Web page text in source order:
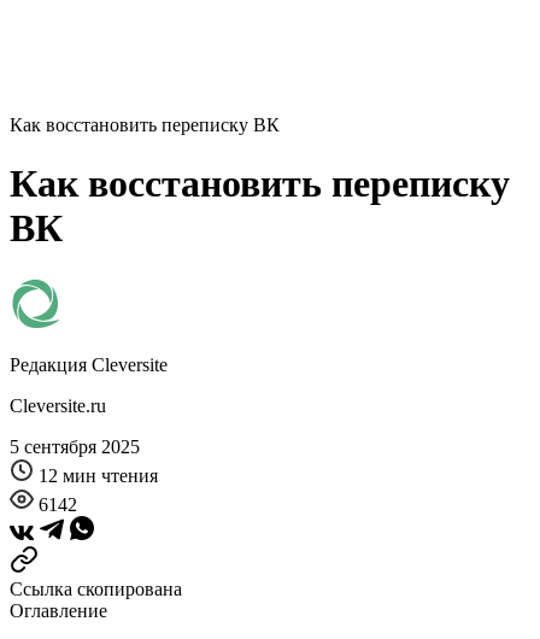
Как восстановить переписку ВК
Как восстановить переписку
ВК
Редакция Cleversite
Cleversite.ru
5 сентября 2025
12 мин чтения
6142
Ссылка скопирована
Оглавление